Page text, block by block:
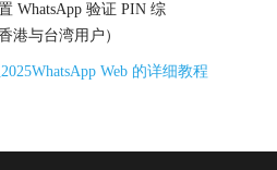
WhatsApp 验证 PIN 综
港与台湾用户）
Web 的详细教程